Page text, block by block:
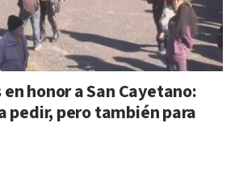
honor a San Cayetano:
pedir, pero también para